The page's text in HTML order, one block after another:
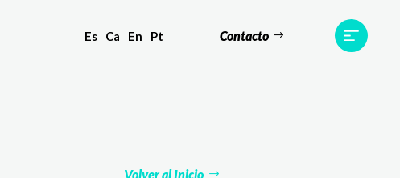
Es Ca En Pt Contacto
Volver al Inicio